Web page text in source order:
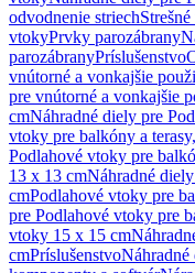
odvodnenie striech
vtokyPrvky parozábrany
parozábranyPríslušenstvo
vnútorné a vonkajšie
pre vnútorné a vonkajšie
cmNáhradné diely pre
vtoky pre balkóny a
Podlahové vtoky pre
13 x 13 cmNáhradné
cmPodlahové vtoky pre
pre Podlahové vtoky pre
vtoky 15 x 15 cm
cmPríslušenstvoNáhradné